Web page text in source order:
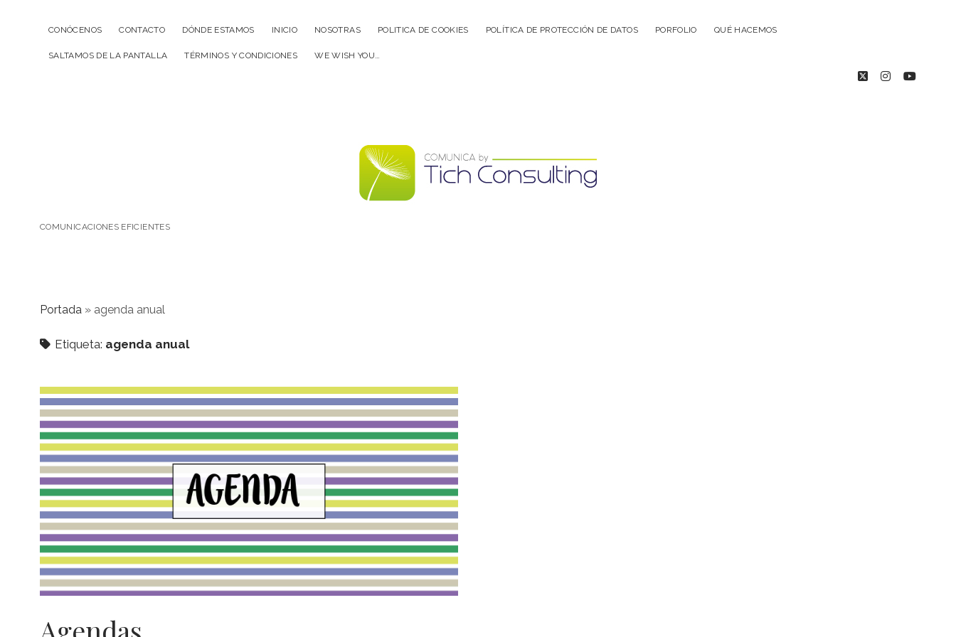
CONÓCENOS CONTACTO DÓNDE ESTAMOS INICIO NOSOTRAS POLITICA DE COOKIES POLÍTICA DE PROTECCIÓN DE DATOS PORFOLIO QUÉ HACEMOS
SALTAMOS DE LA PANTALLA TÉRMINOS Y CONDICIONES WE WISH YOU…
twitterinstagram
Comunica
COMUNICACIONES EFICIENTES
Portada » agenda anual
Etiqueta: agenda anual